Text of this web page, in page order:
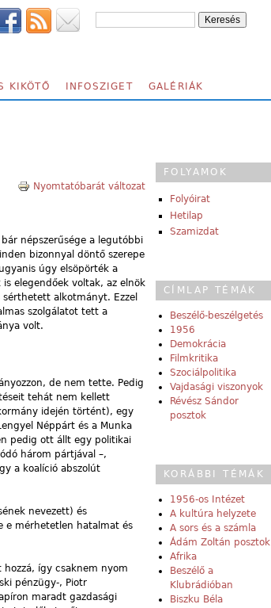
KIKÖTŐ INFOSZIGET GALÉRIÁK
Nyomtatóbarát változat
népszerűsége a legutóbbi
bizonnyal döntő szerepe
úgy elsöpörték a
elegendőek voltak, az elnök
alkotmányt. Ezzel
szolgálatot tett a
volt.
de nem tette. Pedig
tehát nem kellett
idején történt), egy
Néppárt és a Munka
pedig ott állt egy politikai
három pártjával –,
a koalíció abszolút
nevezett) és
e mérhetetlen hatalmat és
így csaknem nyom
pénzügy-, Piotr
maradt gazdasági
FOLYAMOK
Folyóirat
Hetilap
Szamizdat
CÍMLAP TÉMÁK
Beszélő-beszélgetés
1956
Demokrácia
Filmkritika
Szociálpolitika
Vajdasági viszonyok
Révész Sándor
posztok
KORÁBBI TÉMÁK
1956-os Intézet
A kultúra helyzete
A sors és a számla
Ádám Zoltán posztok
Afrika
Beszélő a
Klubrádióban
Biszku Béla